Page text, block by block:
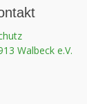
Walbeck e.V.